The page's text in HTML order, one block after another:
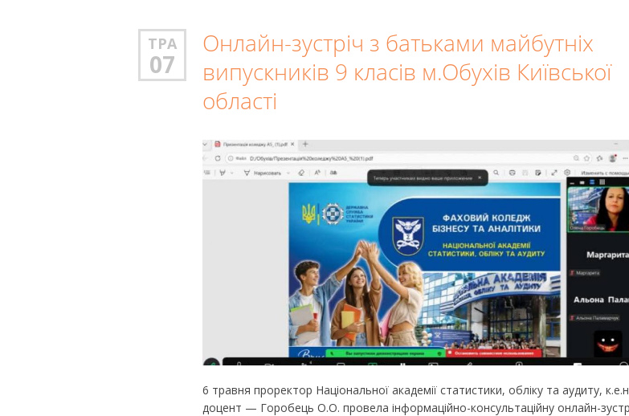
ТРА
07
Онлайн-зустріч з батьками майбутніх
випускників 9 класів м.Обухів Київської
області
6 травня проректор Національної академії статистики, обліку та аудиту,
доцент — Горобець О.О. провела інформаційно-консультаційну онлайн-